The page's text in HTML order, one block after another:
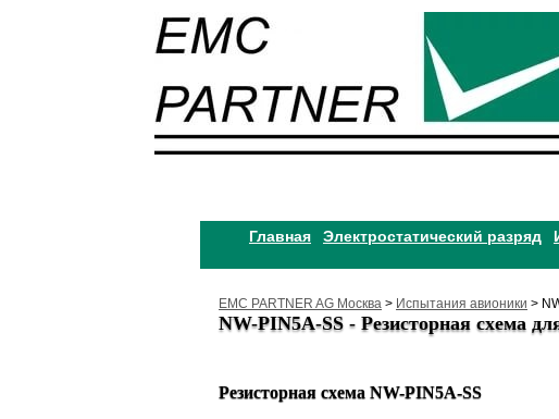
Главная Электростатический разряд
EMC PARTNER AG Москва > Испытания авионики >
NW-PIN5A-SS - Резисторная схема
Резисторная схема NW-PIN5A-SS